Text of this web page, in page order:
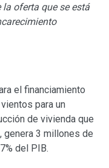
oferta que se está
el financiamiento
para un
de vivienda que
genera 3 millones de
del PIB.